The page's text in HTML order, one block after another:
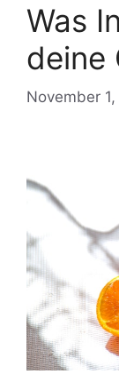
Was
deine
November